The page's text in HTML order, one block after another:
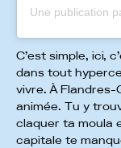
C’est simple, ici,
dans tout
vivre. À Flandres-
animée. Tu y
claquer ta moula
capitale te